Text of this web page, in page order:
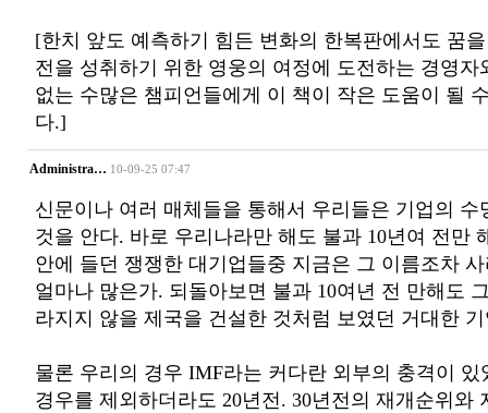
[한치 앞도 예측하기 힘든 변화의 한복판에서도 꿈
전을 성취하기 위한 영웅의 여정에 도전하는 경영자
없는 수많은 챔피언들에게 이 책이 작은 도움이 될
다.]
Administra… 10-09-25 07:47
신문이나 여러 매체들을 통해서 우리들은 기업의 수
것을 안다. 바로 우리나라만 해도 불과 10년여 전만
안에 들던 쟁쟁한 대기업들중 지금은 그 이름조차
얼마나 많은가. 되돌아보면 불과 10여년 전 만해도
라지지 않을 제국을 건설한 것처럼 보였던 거대한
물론 우리의 경우 IMF라는 커다란 외부의 충격이
경우를 제외하더라도 20년전. 30년전의 재개순위와